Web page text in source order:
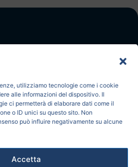
utilizziamo tecnologie come i cookie
alle informazioni del dispositivo. Il
ci permetterà di elaborare dati come il
o ID unici su questo sito. Non
può influire negativamente su alcune
Accetta
SA
Balerna 6828
91 261 49 16
CHE-131.545.690